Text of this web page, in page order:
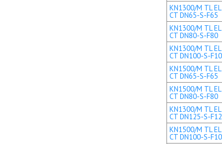
KN1300/M TL
CT DN65-S-F65
KN1300/M TL
CT DN80-S-F80
KN1300/M TL
CT DN100-S-
KN1500/M TL
CT DN65-S-F65
KN1500/M TL
CT DN80-S-F80
KN1300/M TL
CT DN125-S-
KN1500/M TL
CT DN100-S-